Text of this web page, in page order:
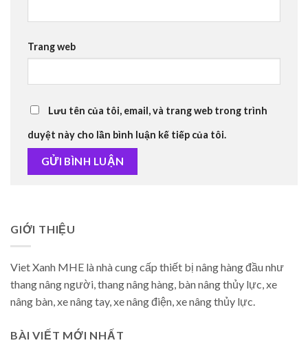
Trang web
Lưu tên của tôi, email, và trang web trong trình
duyệt này cho lần bình luận kế tiếp của tôi.
GIỚI THIỆU
Viet Xanh MHE là nhà cung cấp thiết bị nâng hàng đầu như
thang nâng người, thang nâng hàng, bàn nâng thủy lực, xe
nâng bàn, xe nâng tay, xe nâng điện, xe nâng thủy lực.
BÀI VIẾT MỚI NHẤT